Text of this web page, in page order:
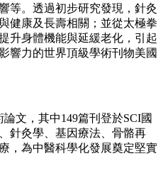
等。透過初步研究發現，針灸
健康及長壽相關；並從太極拳
升身體機能與延緩老化，引起
響力的世界頂級學術刊物美國
文，其中149篇刊登於SCI國
針灸學、基因療法、骨骼再
，為中醫科學化發展奠定堅實